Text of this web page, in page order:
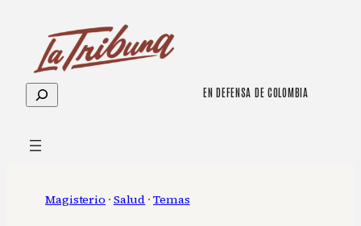
contenido
Buscar EN DEFENSA DE COLOMBIA
Magisterio · Salud · Temas